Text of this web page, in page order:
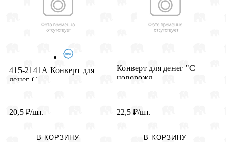
415-2141А Конверт для
денег С ...
20,5 ₽/шт.
В КОРЗИНУ
Конверт для денег "С
новорожд...
22,5 ₽/шт.
В КОРЗИНУ